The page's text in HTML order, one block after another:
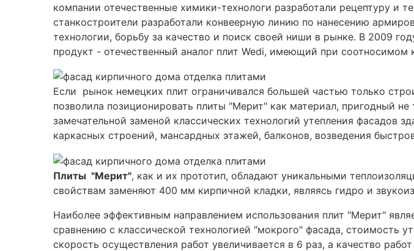
компании отечественные химики-технологи разработали рецептуру и
станкостроители разработали конвеерную линию по нанесению
технологии, борьбу за качество и поиск своей ниши в рынке. В 2009
продукт - отечественный аналог плит Wedi, имеющий при
Если рынок немецких плит ограничивался большей частью только
позволила позиционировать плиты "Мерит" как материал, пригодный
замечательной заменой классических технологий утепления фасадов
каркасных строений, мансардных этажей, балконов, возведения
Плиты "Мерит", как и их прототип, обладают уникальными
свойствам заменяют 400 мм кирпичной кладки, являясь гидро и
Наиболее эффективным направлением использования плит "Мерит"
сравнению с классической технологией "мокрого" фасада, стоимость
скорость осуществления работ увеличивается в 6 раз, а качество